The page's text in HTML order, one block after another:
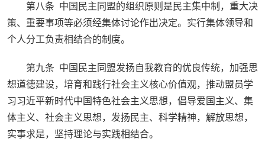
第八条 中国民主同盟的组织原则是民主集中制，重大决
策、重要事项等必须经集体讨论作出决定。实行集体领导和
个人分工负责相结合的制度。
第九条 中国民主同盟发扬自我教育的优良传统，加强思
想道德建设，培育和践行社会主义核心价值观，推动盟员学
习习近平新时代中国特色社会主义思想，倡导爱国主义、集
体主义、社会主义思想，发扬民主、科学精神，解放思想，
实事求是，坚持理论与实践相结合。